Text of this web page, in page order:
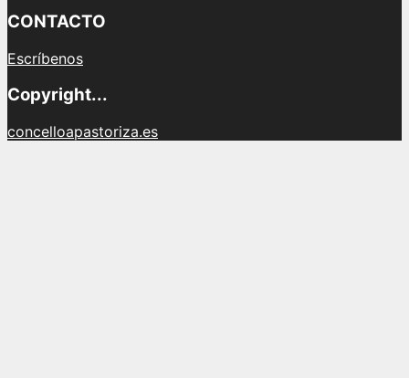
CONTACTO
Escríbenos
Copyright...
concelloapastoriza.es